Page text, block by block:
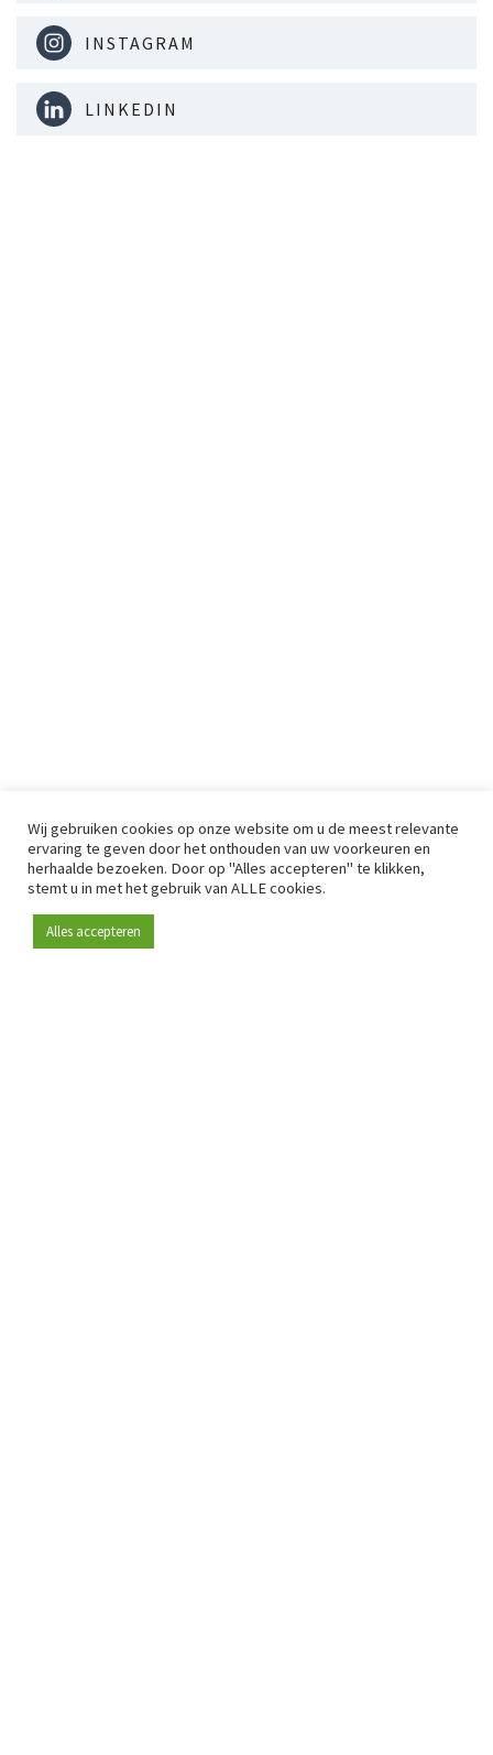
INSTAGRAM
LINKEDIN
Wij gebruiken cookies op onze website om u de meest relevante
ervaring te geven door het onthouden van uw voorkeuren en
herhaalde bezoeken. Door op "Alles accepteren" te klikken,
stemt u in met het gebruik van ALLE cookies.
Alles accepteren